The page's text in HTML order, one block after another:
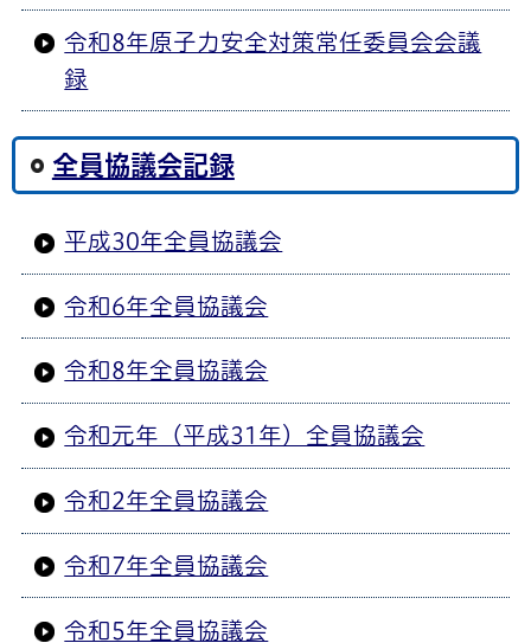
令和8年原子力安全対策常任委員会会議
録
全員協議会記録
平成30年全員協議会
令和6年全員協議会
令和8年全員協議会
令和元年（平成31年）全員協議会
令和2年全員協議会
令和7年全員協議会
令和5年全員協議会